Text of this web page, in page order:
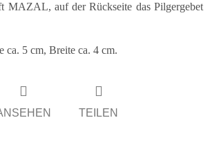
MAZAL, auf der Rückseite das Pilgergebet
ca. 5 cm, Breite ca. 4 cm.
TEILEN